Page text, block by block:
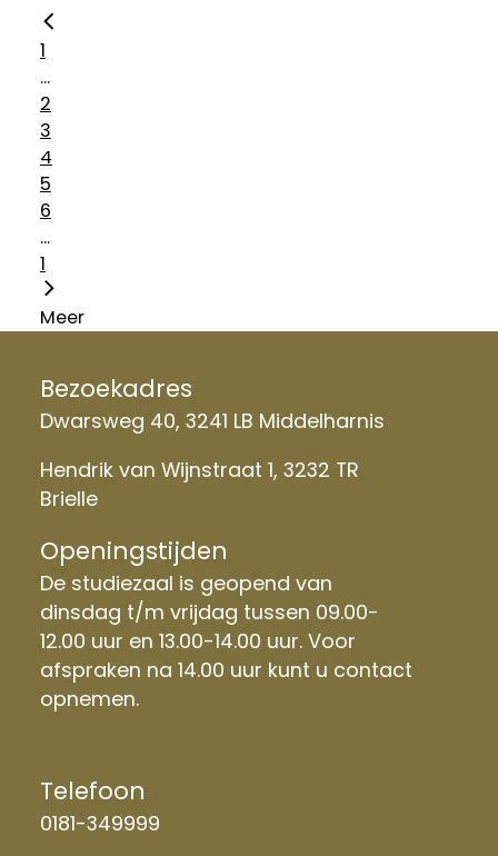
1
...
2
3
4
5
6
...
1
Meer
Bezoekadres
Dwarsweg 40, 3241 LB Middelharnis
Hendrik van Wijnstraat 1, 3232 TR
Brielle
Openingstijden
De studiezaal is geopend van
dinsdag t/m vrijdag tussen 09.00-
12.00 uur en 13.00-14.00 uur. Voor
afspraken na 14.00 uur kunt u contact
opnemen.
Telefoon
0181-349999